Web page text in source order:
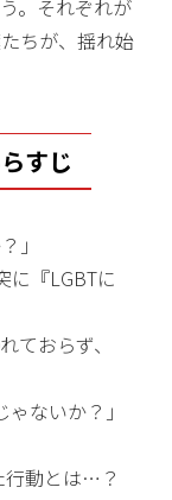
。それぞれが
ちが、揺れ始
すじ
」
に『LGBTに
ておらず、
ないか？」
行動とは…？